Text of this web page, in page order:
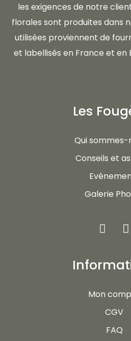
les exigences de notre
florales sont produites dans
utilisées proviennent de
et labellisés en France et en
Les
Qui sommes-
Conseils et
Galerie
Mon
CGV
FAQ